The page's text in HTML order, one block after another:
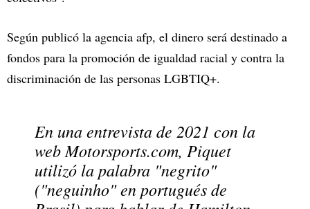
Según publicó la agencia afp, el dinero será destinado a
fondos para la promoción de igualdad racial y contra la
discriminación de las personas LGBTIQ+.
En una entrevista de 2021 con la
web Motorsports.com, Piquet
utilizó la palabra "negrito"
("neguinho" en portugués de